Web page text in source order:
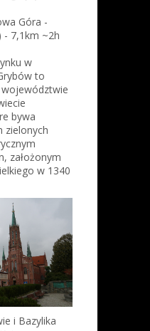
Góra -
- 7,1km ~2h
w
to
bywa
zielonych
założonym
w 1340
i Bazylika